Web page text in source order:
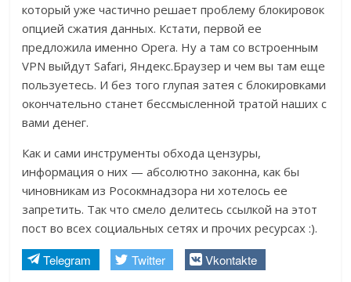
который уже частично решает проблему блокировок
опцией сжатия данных. Кстати, первой ее
предложила именно Opera. Ну а там со встроенным
VPN выйдут Safari, Яндекс.Браузер и чем вы там еще
пользуетесь. И без того глупая затея с блокировками
окончательно станет бессмысленной тратой наших с
вами денег.
Как и сами инструменты обхода цензуры,
информация о них — абсолютно законна, как бы
чиновникам из Росокмнадзора ни хотелось ее
запретить. Так что смело делитесь ссылкой на этот
пост во всех социальных сетях и прочих ресурсах :).
Telegram Twitter Vkontakte